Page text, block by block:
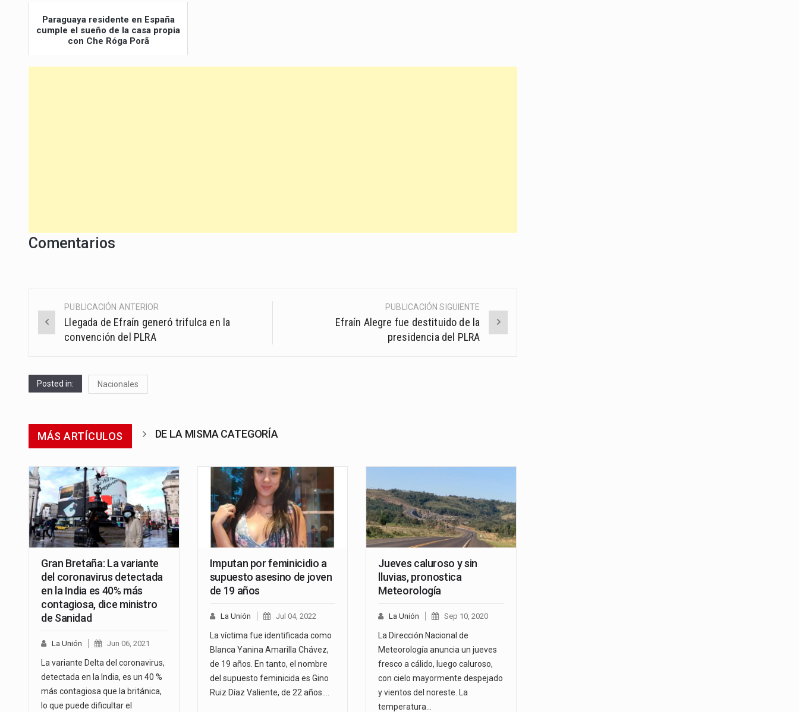
Paraguaya residente en España
cumple el sueño de la casa propia
con Che Róga Porã
Comentarios
Post
navigation
PUBLICACIÓN ANTERIOR
Llegada de Efraín generó trifulca en la
convención del PLRA
PUBLICACIÓN SIGUIENTE
Efraín Alegre fue destituido de la
presidencia del PLRA
Posted in: Nacionales
MÁS ARTÍCULOS DE LA MISMA CATEGORÍA
Gran Bretaña: La variante
del coronavirus detectada
en la India es 40% más
contagiosa, dice ministro
de Sanidad
La Unión Jun 06, 2021
La variante Delta del coronavirus,
detectada en la India, es un 40 %
más contagiosa que la británica,
lo que puede dificultar el
Imputan por feminicidio a
supuesto asesino de joven
de 19 años
La Unión Jul 04, 2022
La víctima fue identificada como
Blanca Yanina Amarilla Chávez,
de 19 años. En tanto, el nombre
del supuesto feminicida es Gino
Ruiz Díaz Valiente, de 22 años.…
Jueves caluroso y sin
lluvias, pronostica
Meteorología
La Unión Sep 10, 2020
La Dirección Nacional de
Meteorología anuncia un jueves
fresco a cálido, luego caluroso,
con cielo mayormente despejado
y vientos del noreste. La
temperatura…